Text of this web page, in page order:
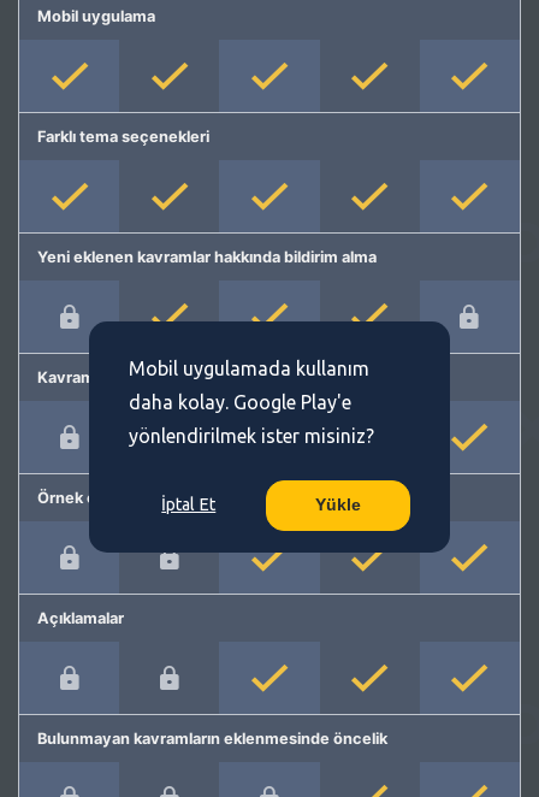
Mobil uygulama
Farklı tema seçenekleri
Yeni eklenen kavramlar hakkında bildirim alma
Kavram önerme
Örnek cümleler
Açıklamalar
Bulunmayan kavramların eklenmesinde öncelik
Mobil uygulamada kullanım
daha kolay. Google Play'e
yönlendirilmek ister misiniz?
İptal Et Yükle